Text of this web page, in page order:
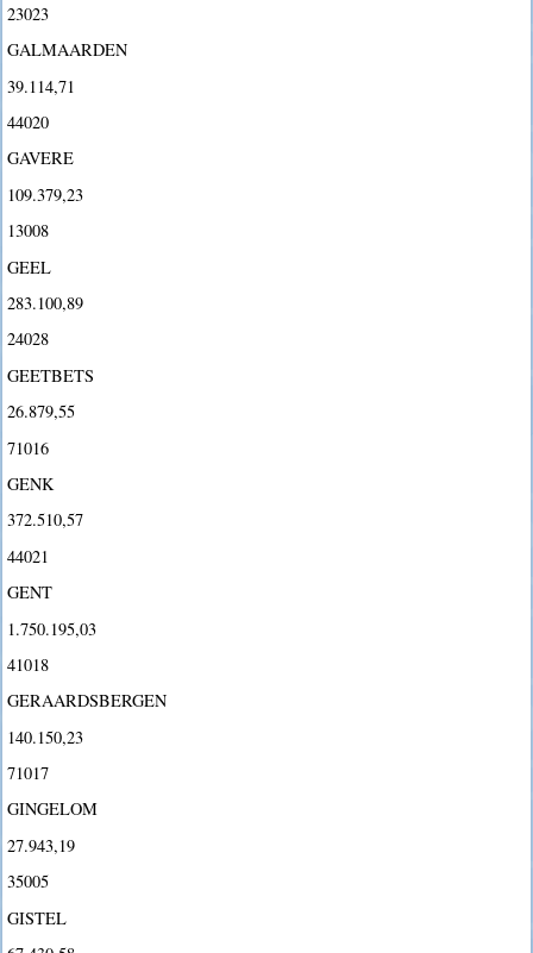
23023
GALMAARDEN
39.114,71
44020
GAVERE
109.379,23
13008
GEEL
283.100,89
24028
GEETBETS
26.879,55
71016
GENK
372.510,57
44021
GENT
1.750.195,03
41018
GERAARDSBERGEN
140.150,23
71017
GINGELOM
27.943,19
35005
GISTEL